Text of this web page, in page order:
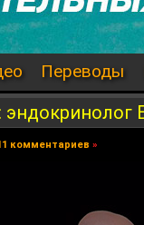
Переводы
эндокринолог
комментариев »